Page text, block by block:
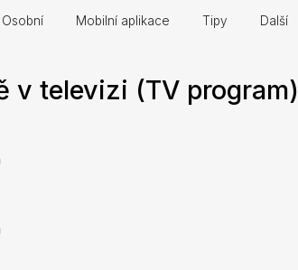
Osobní Mobilní aplikace Tipy Další
v televizi (TV program)